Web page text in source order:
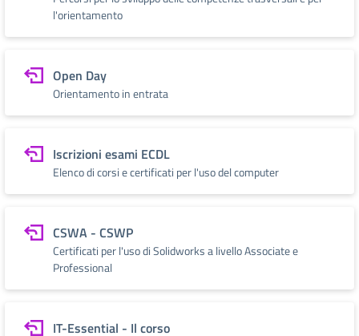
l'orientamento
Open Day
Orientamento in entrata
Iscrizioni esami ECDL
Elenco di corsi e certificati per l'uso del computer
CSWA - CSWP
Certificati per l'uso di Solidworks a livello Associate e
Professional
IT-Essential - Il corso